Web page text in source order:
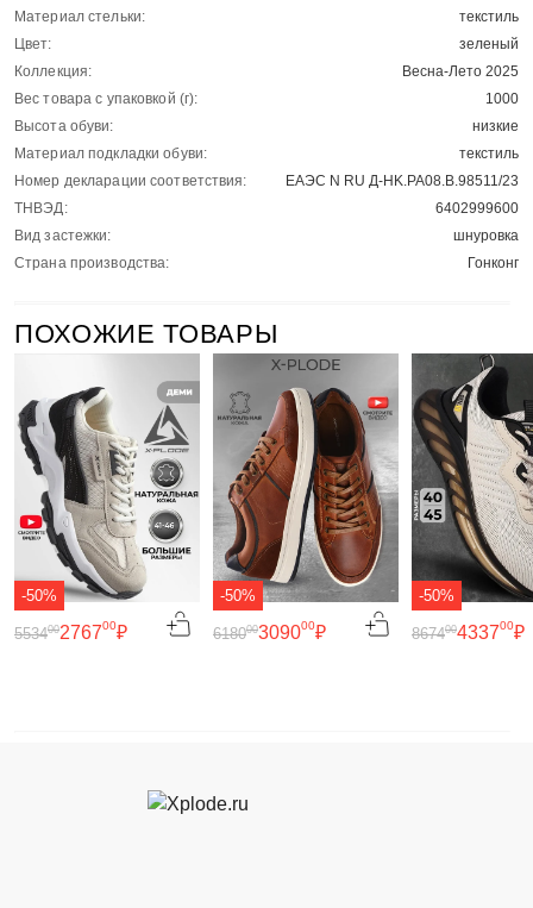
Материал стельки:
текстиль
Цвет:
зеленый
Коллекция:
Весна-Лето 2025
Вес товара с упаковкой (г):
1000
Высота обуви:
низкие
Материал подкладки обуви:
текстиль
Номер декларации соответствия:
ЕАЭС N RU Д-HK.РА08.В.98511/23
ТНВЭД:
6402999600
Вид застежки:
шнуровка
Страна производства:
Гонконг
ПОХОЖИЕ ТОВАРЫ
-50%
276700₽
553400
-50%
309000₽
618000
-50%
433700₽
867400